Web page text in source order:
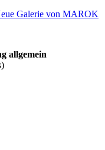
Galerie von MAROK
allgemein